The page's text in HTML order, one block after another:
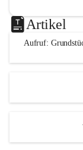
Artikel
Aufruf: